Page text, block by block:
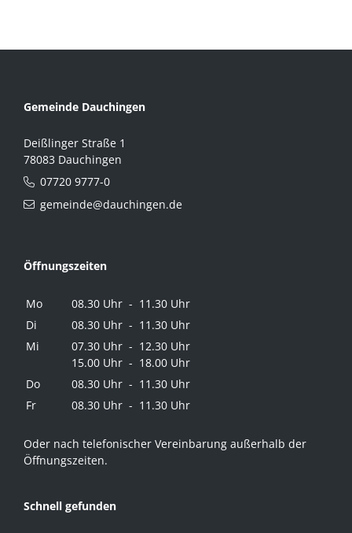
Gemeinde Dauchingen
Deißlinger Straße 1
78083 Dauchingen
07720 9777-0
gemeinde@dauchingen.de
Öffnungszeiten
Mo
08.30 Uhr - 11.30 Uhr
Di
08.30 Uhr - 11.30 Uhr
Mi
07.30 Uhr - 12.30 Uhr
15.00 Uhr - 18.00 Uhr
Do
08.30 Uhr - 11.30 Uhr
Fr
08.30 Uhr - 11.30 Uhr
Oder nach telefonischer Vereinbarung außerhalb der
Öffnungszeiten.
Schnell gefunden